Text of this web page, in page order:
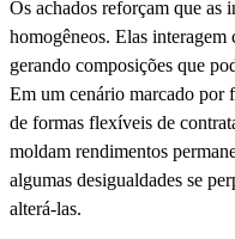
Os achados reforçam que as
homogêneos. Elas interagem
gerando composições que
Em um cenário marcado por
de formas flexíveis de
moldam rendimentos
algumas desigualdades se
alterá-las.